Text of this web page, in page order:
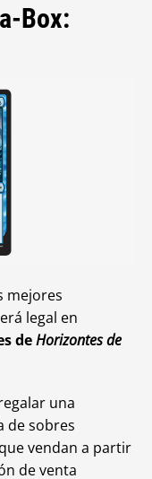
Box:
mejores
legal en
deHorizontes de
una
de sobres
que vendan a partir
de venta